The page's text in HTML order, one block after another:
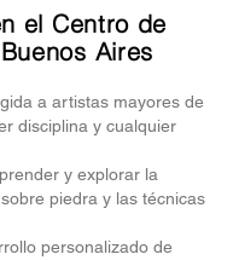
el Centro de
Aires
a artistas mayores de
disciplina y cualquier
y explorar la
piedra y las técnicas
personalizado de